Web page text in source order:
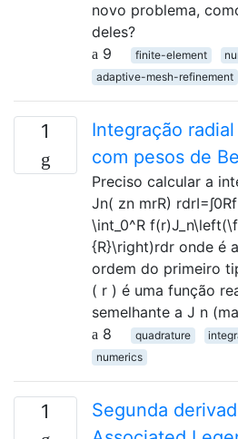
novo problema,
deles?
9
finite-element
adaptive-mesh-refinement
1
Integração
com pesos de
Preciso calcular a
Jn( zn mrR)
\int_0^R
{R}\right)rdr onde é
ordem do primeiro
( r ) é uma função
semelhante a J n
8
quadrature
numerics
1
Segunda